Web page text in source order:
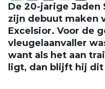
De 20-jarige Jaden
zijn debuut maken
Excelsior. Voor de
vleugelaanvaller
want als het aan
ligt, dan blijft hij dit